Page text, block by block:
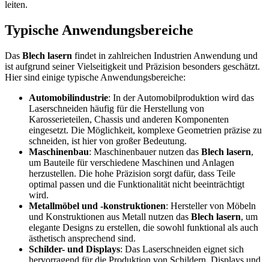
leiten.
Typische Anwendungsbereiche
Das Blech lasern findet in zahlreichen Industrien Anwendung und
ist aufgrund seiner Vielseitigkeit und Präzision besonders geschätzt.
Hier sind einige typische Anwendungsbereiche:
Automobilindustrie: In der Automobilproduktion wird das
Laserschneiden häufig für die Herstellung von
Karosserieteilen, Chassis und anderen Komponenten
eingesetzt. Die Möglichkeit, komplexe Geometrien präzise zu
schneiden, ist hier von großer Bedeutung.
Maschinenbau: Maschinenbauer nutzen das Blech lasern,
um Bauteile für verschiedene Maschinen und Anlagen
herzustellen. Die hohe Präzision sorgt dafür, dass Teile
optimal passen und die Funktionalität nicht beeinträchtigt
wird.
Metallmöbel und -konstruktionen: Hersteller von Möbeln
und Konstruktionen aus Metall nutzen das Blech lasern, um
elegante Designs zu erstellen, die sowohl funktional als auch
ästhetisch ansprechend sind.
Schilder- und Displays: Das Laserschneiden eignet sich